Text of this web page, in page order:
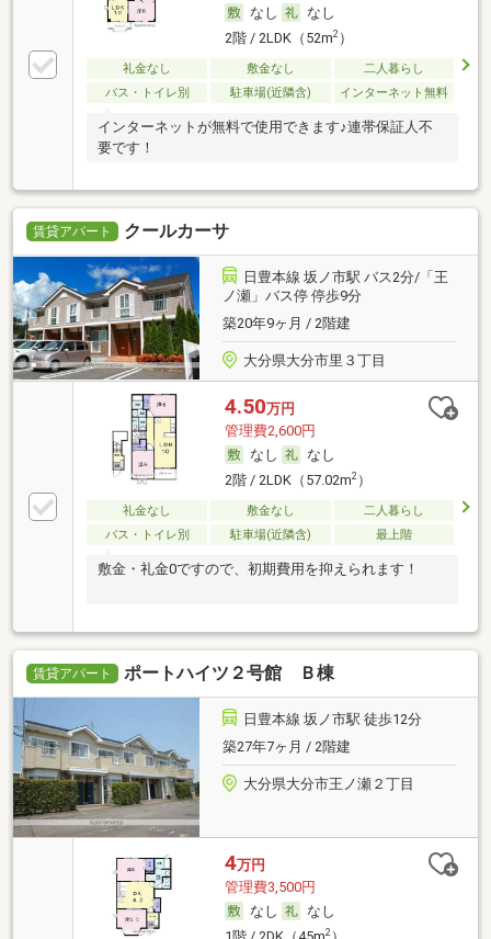
なし
なし
2階 / 2LDK（52m2）
礼金なし 敷金なし
二人暮らし
バス・トイレ別
駐車場(近隣含) インターネット無料
インターネットが無料で使用できます♪連帯保証人不
要です！
賃貸アパート クールカーサ
日豊本線 坂ノ市駅 バス2分/「王
ノ瀬」バス停 停歩9分
築20年9ヶ月 / 2階建
大分県大分市里３丁目
4.50万円
管理費2,600円
なし
なし
2階 / 2LDK（57.02m2）
礼金なし 敷金なし
二人暮らし
バス・トイレ別
駐車場(近隣含) 最上階
敷金・礼金0ですので、初期費用を抑えられます！
賃貸アパート ポートハイツ２号館 Ｂ棟
日豊本線 坂ノ市駅 徒歩12分
築27年7ヶ月 / 2階建
大分県大分市王ノ瀬２丁目
4万円
管理費3,500円
なし
なし
2